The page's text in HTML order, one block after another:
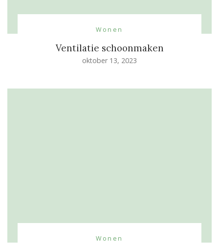
Wonen
Ventilatie schoonmaken
oktober 13, 2023
Wonen